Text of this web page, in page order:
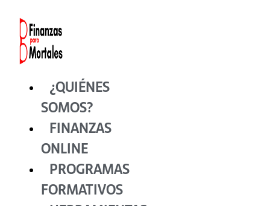
contenido
¿QUIÉNES
SOMOS?
FINANZAS
ONLINE
PROGRAMAS
FORMATIVOS